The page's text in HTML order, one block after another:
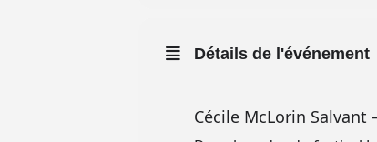
Détails de l'événement
Cécile McLorin Salvant